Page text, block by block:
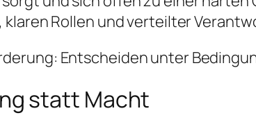
Rollen und verteilter
Entscheiden unter
statt Macht